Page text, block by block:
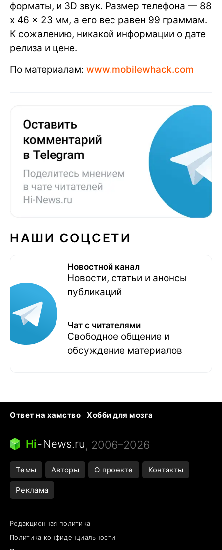
форматы, и 3D звук. Размер телефона — 88
x 46 x 23 мм, а его вес равен 99 граммам.
К сожалению, никакой информации о дате
релиза и цене.
По материалам: www.mobilewhack.com
НАШИ СОЦСЕТИ
Новостной канал
Новости, статьи и анонсы
публикаций
Чат с читателями
Свободное общение и
обсуждение материалов
Ответ на хамство
Хобби для мозга
Бензин 100 и 95
Тунцы в океанариуме
Следующая пандемия
Hi-News.ru, 2006–2026
Темы Авторы О проекте Контакты
Реклама
Редакционная политика
Политика конфиденциальности